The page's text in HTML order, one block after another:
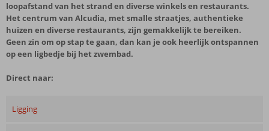
loopafstand van het strand en diverse winkels en restaurants.
Het centrum van Alcudia, met smalle straatjes, authentieke
huizen en diverse restaurants, zijn gemakkelijk te bereiken.
Geen zin om op stap te gaan, dan kan je ook heerlijk ontspannen
op een ligbedje bij het zwembad.
Direct naar:
Ligging